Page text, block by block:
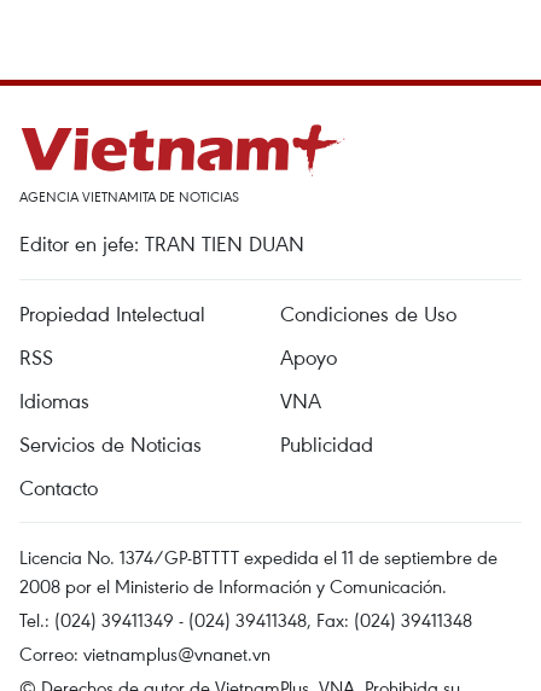
AGENCIA VIETNAMITA DE NOTICIAS
Editor en jefe: TRAN TIEN DUAN
Propiedad Intelectual
Condiciones de Uso
RSS
Apoyo
Idiomas
VNA
Servicios de Noticias
Publicidad
Contacto
Licencia No. 1374/GP-BTTTT expedida el 11 de septiembre de
2008 por el Ministerio de Información y Comunicación.
Tel.: (024) 39411349 - (024) 39411348, Fax: (024) 39411348
Correo: vietnamplus@vnanet.vn